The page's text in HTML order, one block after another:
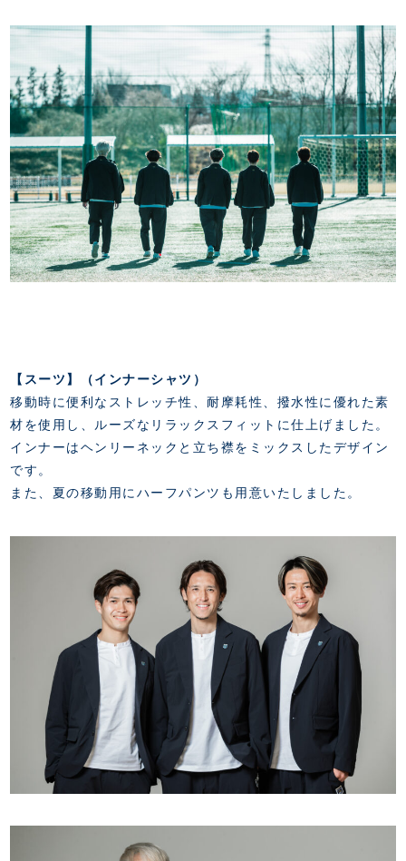
【スーツ】（インナーシャツ）
移動時に便利なストレッチ性、耐摩耗性、撥水性に優れた素
材を使用し、ルーズなリラックスフィットに仕上げました。
インナーはヘンリーネックと立ち襟をミックスしたデザイン
です。
また、夏の移動用にハーフパンツも用意いたしました。